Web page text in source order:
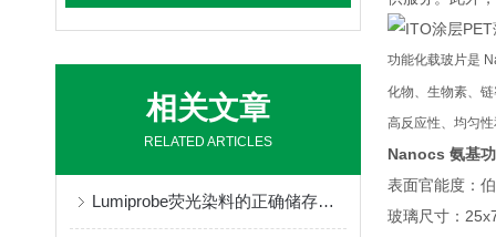
相关文章
RELATED ARTICLES
Lumiprobe荧光染料的正确储存与保管
功能化载玻片是
化物、生物素、
高反应性、均匀
Nanocs 氨基
表面官能度：
玻璃尺寸：